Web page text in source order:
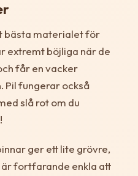
bästa materialet för
extremt böjliga när de
får en vacker
Pil fungerar också
slå rot om du
ger ett lite grövre,
fortfarande enkla att